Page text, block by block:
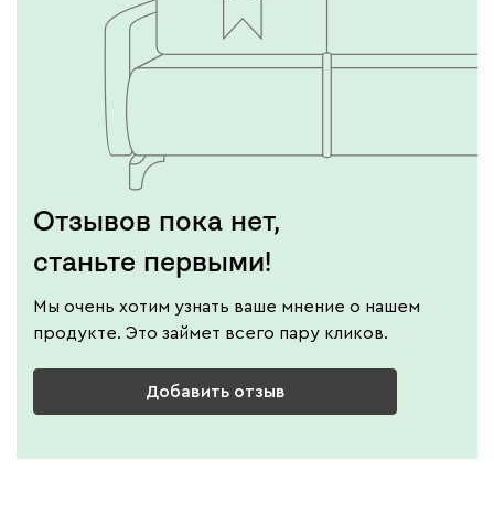
Отзывов пока нет,
станьте первыми!
Мы очень хотим узнать ваше мнение о нашем
продукте. Это займет всего пару кликов.
Добавить отзыв